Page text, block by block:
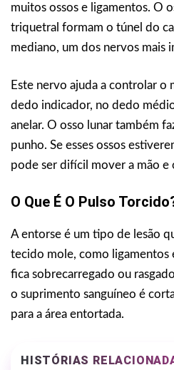
muitos ossos e ligamentos. O
triquetral formam o túnel do
mediano, um dos nervos mais
Este nervo ajuda a controlar
dedo indicador, no dedo
anelar. O osso lunar também
punho. Se esses ossos
pode ser difícil mover a mão e
O Que É O Pulso
A entorse é um tipo de lesão
tecido mole, como ligamentos
fica sobrecarregado ou
o suprimento sanguíneo é
para a área entortada.
HISTÓRIAS